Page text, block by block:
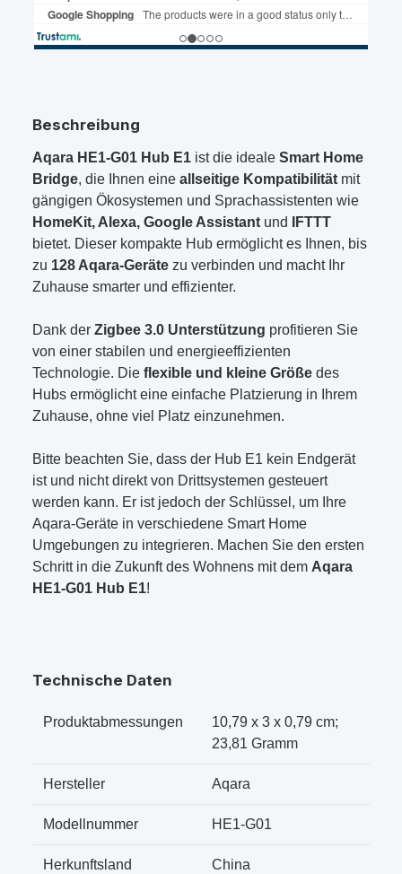
Beschreibung
Aqara HE1-G01 Hub E1 ist die ideale Smart Home
Bridge, die Ihnen eine allseitige Kompatibilität mit
gängigen Ökosystemen und Sprachassistenten wie
HomeKit, Alexa, Google Assistant und
IFTTT
bietet. Dieser kompakte Hub ermöglicht es Ihnen, bis
zu 128 Aqara-Geräte zu verbinden und macht Ihr
Zuhause smarter und effizienter.
Dank der Zigbee 3.0 Unterstützung profitieren Sie
von einer stabilen und energieeffizienten
Technologie. Die flexible und kleine Größe des
Hubs ermöglicht eine einfache Platzierung in Ihrem
Zuhause, ohne viel Platz einzunehmen.
Bitte beachten Sie, dass der Hub E1 kein Endgerät
ist und nicht direkt von Drittsystemen gesteuert
werden kann. Er ist jedoch der Schlüssel, um Ihre
Aqara-Geräte in verschiedene Smart Home
Umgebungen zu integrieren. Machen Sie den ersten
Schritt in die Zukunft des Wohnens mit dem Aqara
HE1-G01 Hub E1!
Technische Daten
Produktabmessungen
10,79 x 3 x 0,79 cm;
23,81 Gramm
Hersteller Aqara
Modellnummer HE1-G01
Herkunftsland China